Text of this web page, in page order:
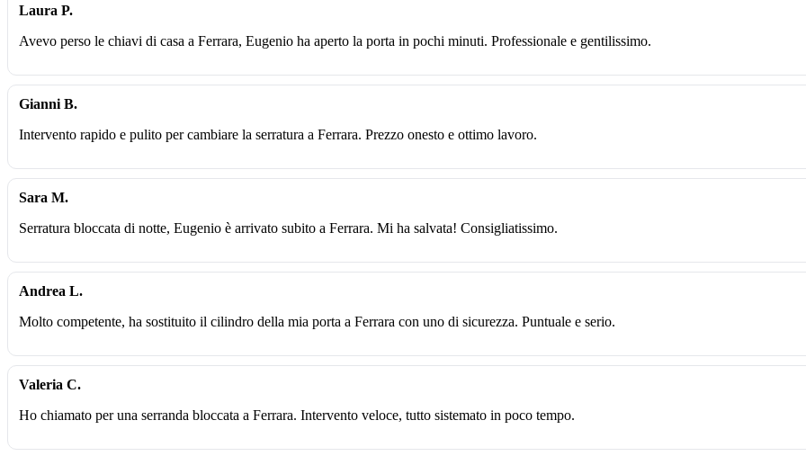
Laura P.
Avevo perso le chiavi di casa a Ferrara, Eugenio ha aperto la porta in pochi minuti. Professionale e gentilissimo.
Gianni B.
Intervento rapido e pulito per cambiare la serratura a Ferrara. Prezzo onesto e ottimo lavoro.
Sara M.
Serratura bloccata di notte, Eugenio è arrivato subito a Ferrara. Mi ha salvata! Consigliatissimo.
Andrea L.
Molto competente, ha sostituito il cilindro della mia porta a Ferrara con uno di sicurezza. Puntuale e serio.
Valeria C.
Ho chiamato per una serranda bloccata a Ferrara. Intervento veloce, tutto sistemato in poco tempo.